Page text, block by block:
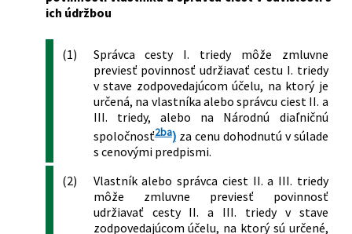
ich údržbou
(1)
Správca cesty I. triedy môže zmluvne
previesť povinnosť udržiavať cestu I. triedy
v stave zodpovedajúcom účelu, na ktorý je
určená, na vlastníka alebo správcu ciest II. a
III. triedy, alebo na Národnú diaľničnú
spoločnosť2ba)za cenu dohodnutú v súlade
s cenovými predpismi.
(2)
Vlastník alebo správca ciest II. a III. triedy
môže zmluvne previesť povinnosť
udržiavať cesty II. a III. triedy v stave
zodpovedajúcom účelu, na ktorý sú určené,